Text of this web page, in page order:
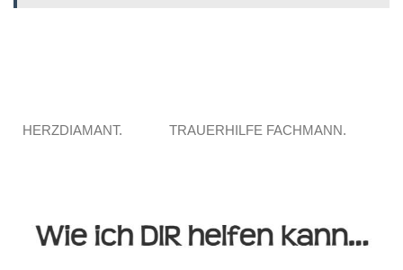
HERZDIAMANT. TRAUERHILFE FACHMANN.